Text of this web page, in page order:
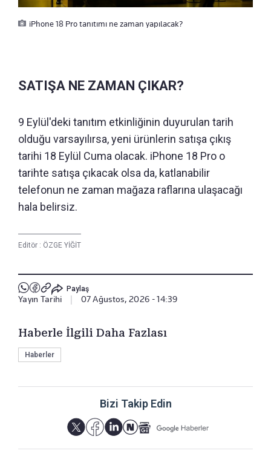
iPhone 18 Pro tanıtımı ne zaman yapılacak?
SATIŞA NE ZAMAN ÇIKAR?
9 Eylül'deki tanıtım etkinliğinin duyurulan tarih
olduğu varsayılırsa, yeni ürünlerin satışa çıkış
tarihi 18 Eylül Cuma olacak. iPhone 18 Pro o
tarihte satışa çıkacak olsa da, katlanabilir
telefonun ne zaman mağaza raflarına ulaşacağı
hala belirsiz.
Editör : ÖZGE YİĞİT
Paylaş
Yayın Tarihi 07 Ağustos, 2026 - 14:39
Haberle İlgili Daha Fazlası
Haberler
Bizi Takip Edin